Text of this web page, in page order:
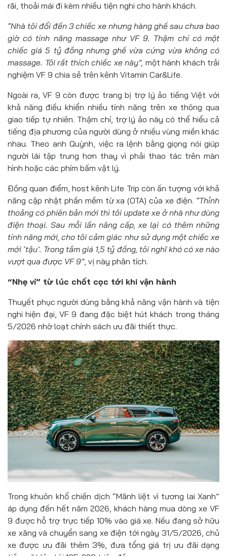
rãi, thoải mái đi kèm nhiều tiện nghi cho hành khách.
“Nhà tôi đổi đến 3chiếc xe nhưng hàng ghế sau chưa bao
giờ có tính năng massage như VF 9. Thậm chí có một
chiếc giá 5 tỷ đồng nhưng ghế vừa cứng vừa không có
massage. Tôi rất thích chiếc xe này”, một hành khách trải
nghiệm VF 9 chia sẻ trên kênh Vitamin Car&Life.
Ngoài ra, VF 9 còn được trang bị trợ lý ảo tiếng Việt với
khả năng điều khiển nhiều tính năng trên xe thông qua
giao tiếp tự nhiên. Thậm chí, trợ lý ảo này có thể hiểu cả
tiếng địa phương của người dùng ở nhiều vùng miền khác
nhau. Theo anh Quỳnh, việc ra lệnh bằng giọng nói giúp
người lái tập trung hơn thay vì phải thao tác trên màn
hình hoặc các phím bấm vật lý.
Đồng quan điểm, host kênh Life Trip còn ấn tượng với khả
năng cập nhật phần mềm từ xa (OTA) của xe điện. “Thỉnh
thoảng có phiên bản mới thì tôi update xe ở nhà như dùng
điện thoại. Sau mỗi lần nâng cấp, xe lại có thêm những
tính năng mới, cho tôi cảm giác như sử dụng một chiếc xe
mới ‘tậu’. Trong tầm giá 1,5 tỷ đồng, tôi nghĩ khó có xe nào
vượt qua được VF 9”, vị này phân tích.
“Nhẹ ví” từ lúc chốt cọc tới khi vận hành
Thuyết phục người dùng bằng khả năng vận hành và tiện
nghi hiện đại, VF 9 đang đặc biệt hút khách trong tháng
5/2026 nhờ loạt chính sách ưu đãi thiết thực.
Trong khuôn khổ chiến dịch “Mãnh liệt vì tương lai Xanh”
áp dụng đến hết năm 2026, khách hàng mua dòng xe VF
9 được hỗ trợ trực tiếp 10% vào giá xe. Nếu đang sở hữu
xe xăng và chuyển sang xe điện tới ngày 31/5/2026, chủ
xe được ưu đãi thêm 3%, đưa tổng giá trị ưu đãi dạng